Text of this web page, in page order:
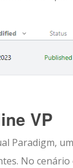
VP
Paradigm,
No